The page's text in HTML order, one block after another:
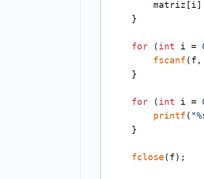
    }
for (int i =
fscanf(f,
    }
for (int i =
printf(
    }
fclose(f);